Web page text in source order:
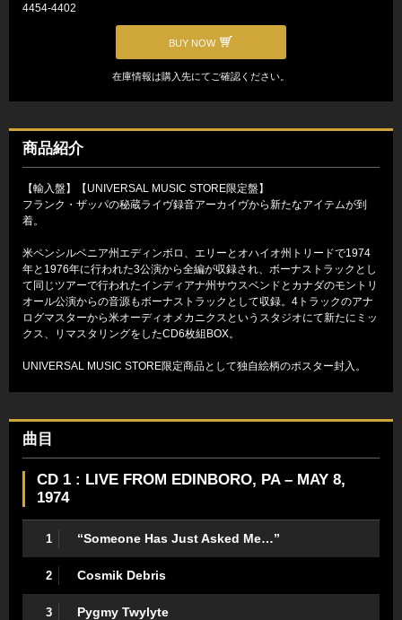
4454-4402
BUY NOW
在庫情報は購入先にてご確認ください。
商品紹介
【輸入盤】【UNIVERSAL MUSIC STORE限定盤】
フランク・ザッパの秘蔵ライヴ録音アーカイヴから新たなアイテムが到
着。
米ペンシルベニア州エディンボロ、エリーとオハイオ州トリードで1974
年と1976年に行われた3公演から全編が収録され、ボーナストラックとし
て同じツアーで行われたインディアナ州サウスベンドとカナダのモントリ
オール公演からの音源もボーナストラックとして収録。4トラックのアナ
ログマスターから米オーディオメカニクスというスタジオにて新たにミッ
クス、リマスタリングをしたCD6枚組BOX。
UNIVERSAL MUSIC STORE限定商品として独自絵柄のポスター封入。
曲目
CD 1 : LIVE FROM EDINBORO, PA – MAY 8,
1974
1 “Someone Has Just Asked Me…”
2 Cosmik Debris
3 Pygmy Twylyte